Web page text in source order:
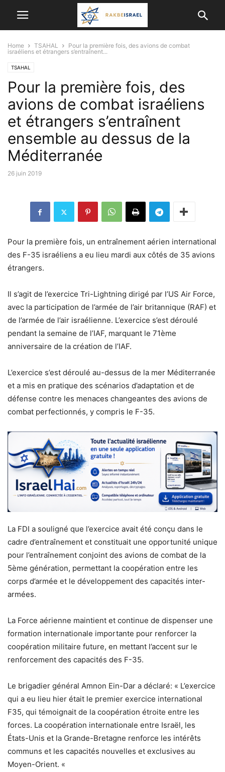
Home TSAHAL
Pour la première fois, des avions de combat
israéliens et étrangers s’entraînent...
TSAHAL
Pour la première fois, des
avions de combat israéliens
et étrangers s’entraînent
ensemble au dessus de la
Méditerranée
26 juin 2019
Pour la première fois, un entraînement aérien international
des F-35 israéliens a eu lieu mardi aux côtés de 35 avions
étrangers.
Il s’agit de l’exercice Tri-Lightning dirigé par l’US Air Force,
avec la participation de l’armée de l’air britannique (RAF) et
de l’armée de l’air israélienne. L’exercice s’est déroulé
pendant la semaine de l’IAF, marquant le 71ème
anniversaire de la création de l’IAF.
L’exercice s’est déroulé au-dessus de la mer Méditerranée
et a mis en pratique des scénarios d’adaptation et de
défense contre les menaces changeantes des avions de
combat perfectionnés, y compris le F-35.
La FDI a souligné que l’exercice avait été conçu dans le
cadre d’entraînement et constituait une opportunité unique
pour l’entraînement conjoint des avions de combat de la
5ème génération, permettant la coopération entre les
corps d’armée et le développement des capacités inter-
armées.
La Force aérienne maintient et continue de dispenser une
formation internationale importante pour renforcer la
coopération militaire future, en mettant l’accent sur le
renforcement des capacités des F-35.
Le brigadier général Amnon Ein-Dar a déclaré: « L’exercice
qui a eu lieu hier était le premier exercice international
F35, qui témoignait de la coopération étroite entre les
forces. La coopération internationale entre Israël, les
États-Unis et la Grande-Bretagne renforce les intérêts
communs et les capacités nouvelles et exclusives au
Moyen-Orient. «